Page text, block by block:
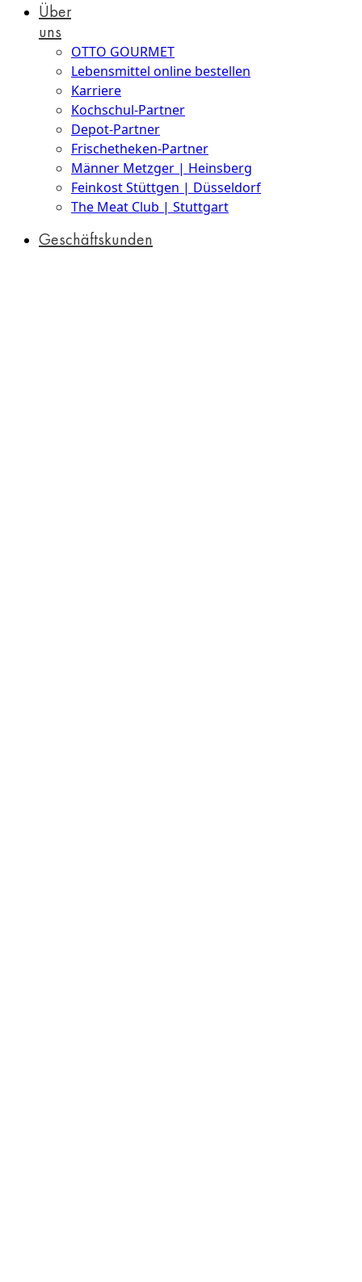
Über
uns
OTTO GOURMET
Lebensmittel online bestellen
Karriere
Kochschul-Partner
Depot-Partner
Frischetheken-Partner
Männer Metzger | Heinsberg
Feinkost Stüttgen | Düsseldorf
The Meat Club | Stuttgart
Geschäftskunden